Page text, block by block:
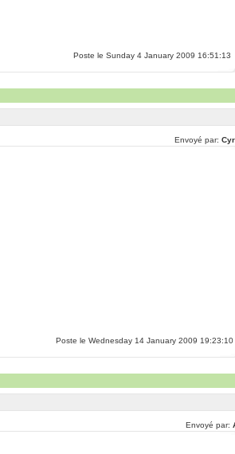
Poste le Sunday 4 January 2009 16:51:13
Envoyé par:
Poste le Wednesday 14 January 2009 19:23:10
Envoyé par: